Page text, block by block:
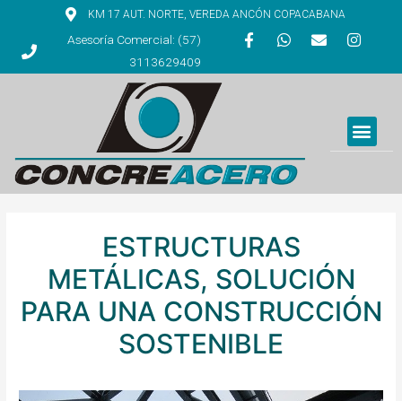
KM 17 AUT. NORTE, VEREDA ANCÓN COPACABANA
Asesoría Comercial: (57)
3113629409
ESTRUCTURAS
METÁLICAS, SOLUCIÓN
PARA UNA CONSTRUCCIÓN
SOSTENIBLE